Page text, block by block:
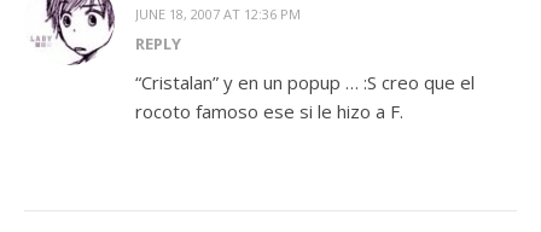
JUNE 18, 2007 AT 12:36 PM
REPLY
“Cristalan” y en un popup … :S creo que el
rocoto famoso ese si le hizo a F.